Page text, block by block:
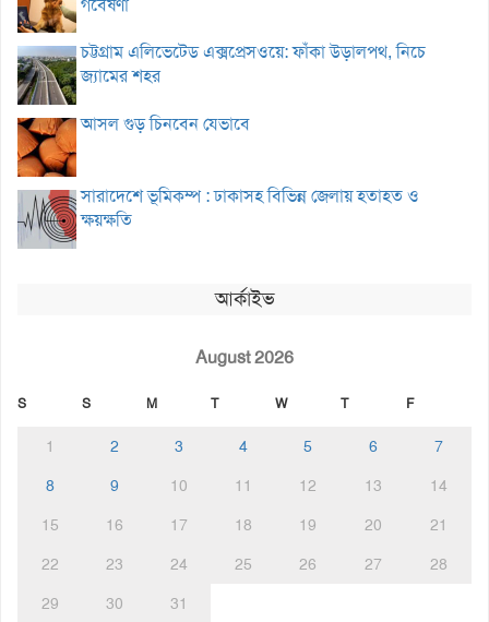
চট্টগ্রাম এলিভেটেড এক্সপ্রেসওয়ে: ফাঁকা উড়ালপথ, নিচে
জ্যামের শহর
আসল গুড় চিনবেন যেভাবে
সারাদেশে ভূমিকম্প : ঢাকাসহ বিভিন্ন জেলায় হতাহত ও
ক্ষয়ক্ষতি
আর্কাইভ
August 2026
S S M T W T F
1 2 3 4 5 6
7
8
9 10 11 12 13
14
15
16 17 18 19 20
21
22
23 24 25 26 27
28
29
30
31